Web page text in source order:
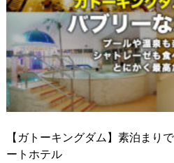
【ガトーキングダム】素泊まり
ートホテル